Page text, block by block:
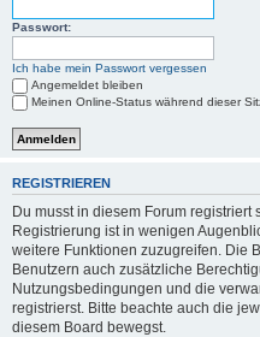
Passwort:
Ich habe mein Passwort vergessen
Angemeldet bleiben
Meinen Online-Status während dieser
REGISTRIEREN
Du musst in diesem Forum
Registrierung ist in wenigen
weitere Funktionen zuzugreifen. Die
Benutzern auch zusätzliche
Nutzungsbedingungen und die
registrierst. Bitte beachte auch die
diesem Board bewegst.